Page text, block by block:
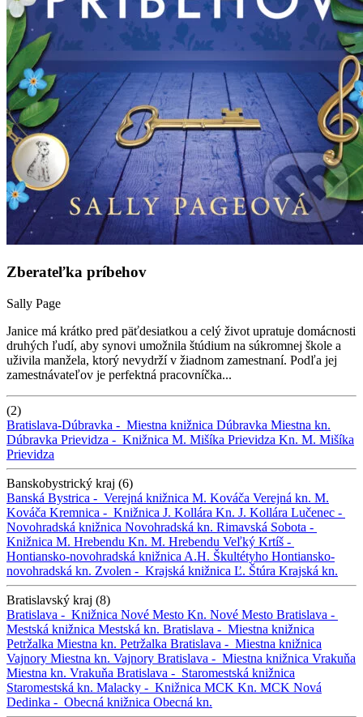
Zberateľka príbehov
Sally Page
Janice má krátko pred päťdesiatkou a celý život upratuje domácnosti
druhých ľudí, aby synovi umožnila štúdium na súkromnej škole a
uživila manžela, ktorý nevydrží v žiadnom zamestnaní. Podľa jej
zamestnávateľov je perfektná pracovníčka...
(2)
Bratislava-Dúbravka - Miestna knižnica Dúbravka Miestna kn.
Dúbravka Prievidza - Knižnica M. Mišíka Prievidza Kn. M. Mišíka
Prievidza
Banskobystrický kraj (6)
Banská Bystrica - Verejná knižnica M. Kováča Verejná kn. M.
Kováča Kremnica - Knižnica J. Kollára Kn. J. Kollára Lučenec -
Novohradská knižnica Novohradská kn. Rimavská Sobota -
Knižnica M. Hrebendu Kn. M. Hrebendu Veľký Krtíš -
Hontiansko-novohradská knižnica A.H. Škultétyho Hontiansko-
novohradská kn. Zvolen - Krajská knižnica Ľ. Štúra Krajská kn.
Bratislavský kraj (8)
Bratislava - Knižnica Nové Mesto Kn. Nové Mesto Bratislava -
Mestská knižnica Mestská kn. Bratislava - Miestna knižnica
Petržalka Miestna kn. Petržalka Bratislava - Miestna knižnica
Vajnory Miestna kn. Vajnory Bratislava - Miestna knižnica Vrakuňa
Miestna kn. Vrakuňa Bratislava - Staromestská knižnica
Staromestská kn. Malacky - Knižnica MCK Kn. MCK Nová
Dedinka - Obecná knižnica Obecná kn.